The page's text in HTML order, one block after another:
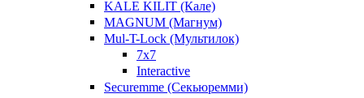
KALE KILIT (Кале)
MAGNUM (Магнум)
Mul-T-Lock (Мультилок)
7x7
Interactive
Securemme (Секьюремми)